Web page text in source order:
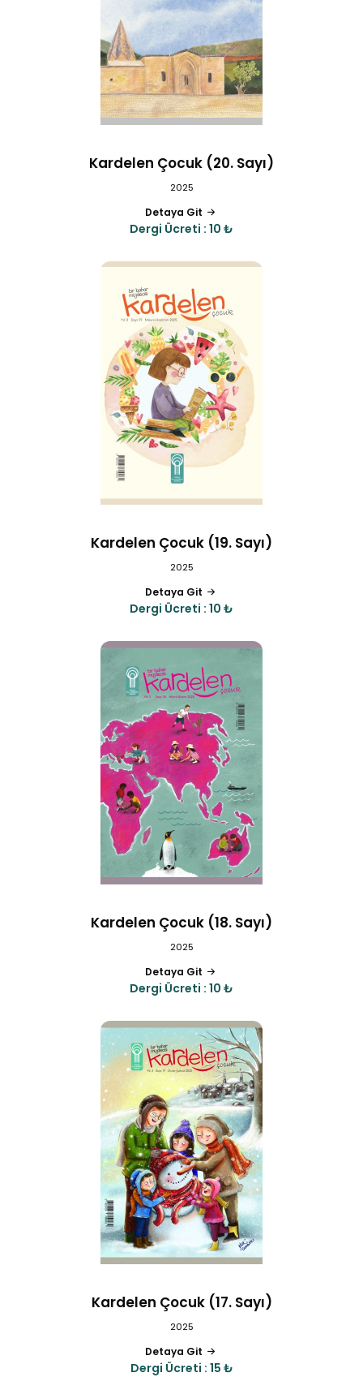
Kardelen Çocuk (20. Sayı)
2025
Detaya Git
Dergi Ücreti : 10 ₺
Kardelen Çocuk (19. Sayı)
2025
Detaya Git
Dergi Ücreti : 10 ₺
Kardelen Çocuk (18. Sayı)
2025
Detaya Git
Dergi Ücreti : 10 ₺
Kardelen Çocuk (17. Sayı)
2025
Detaya Git
Dergi Ücreti : 15 ₺